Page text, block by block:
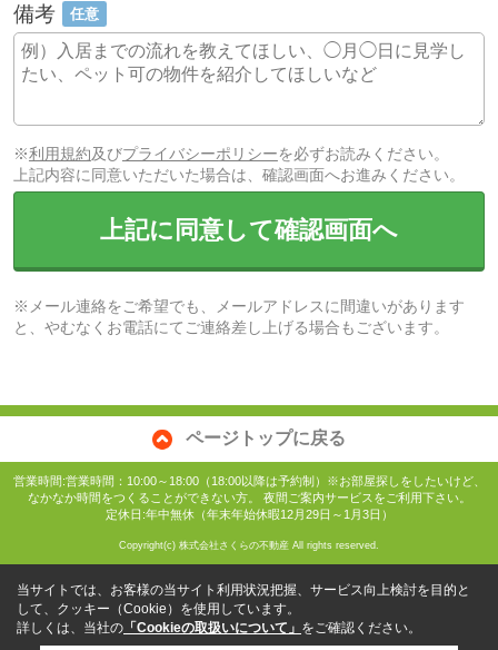
備考 任意
※利用規約及びプライバシーポリシーを必ずお読みください。
上記内容に同意いただいた場合は、確認画面へお進みください。
上記に同意して確認画面へ
※メール連絡をご希望でも、メールアドレスに間違いがあります
と、やむなくお電話にてご連絡差し上げる場合もございます。
ページトップに戻る
営業時間:営業時間：10:00～18:00（18:00以降は予約制）※お部屋探しをしたいけど、
なかなか時間をつくることができない方。 夜間ご案内サービスをご利用下さい。
定休日:年中無休（年末年始休暇12月29日～1月3日）
Copyright(c) 株式会社さくらの不動産 All rights reserved.
当サイトでは、お客様の当サイト利用状況把握、サービス向上検討を目的と
して、クッキー（Cookie）を使用しています。
詳しくは、当社の 「Cookieの取扱いについて」 をご確認ください。